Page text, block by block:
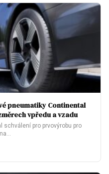
pneumatiky Continental
vpředu a vzadu
schválení pro prvovýrobu pro